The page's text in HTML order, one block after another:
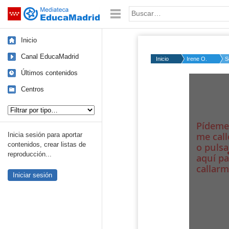
Saltar navegación Palabra o frase:
Inicio
Canal EducaMadrid
Últimos contenidos
Centros
Inicia sesión para aportar
contenidos, crear listas de
reproducción...
Iniciar sesión
Inicio Irene O.